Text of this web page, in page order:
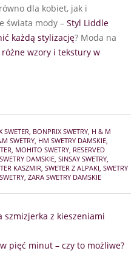
dla kobiet, jak i
świata mody – Styl Liddle
każdą stylizację? Moda na
różne wzory i tekstury w
SWETER BONPRIX SWETRY H & M
SWETRY HM SWETRY DAMSKIE
MOHITO SWETRY RESERVED
DAMSKIE SINSAY SWETRY
KASZMIR SWETER Z ALPAKI SWETRY
ZARA SWETRY DAMSKIE
szmizjerka z kieszeniami
pięć minut – czy to możliwe?